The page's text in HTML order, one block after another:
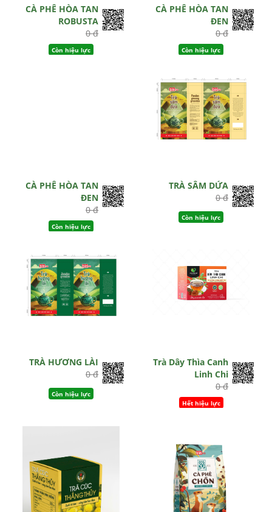
CÀ PHÊ HÒA TAN
ROBUSTA
0 đ
Còn hiệu lực
CÀ PHÊ HÒA TAN
ĐEN
0 đ
Còn hiệu lực
CÀ PHÊ HÒA TAN
ĐEN
0 đ
Còn hiệu lực
TRÀ SÂM DỨA
0 đ
Còn hiệu lực
TRÀ HƯƠNG LÀI
0 đ
Còn hiệu lực
Trà Dây Thìa Canh
Linh Chi
0 đ
Hết hiệu lực